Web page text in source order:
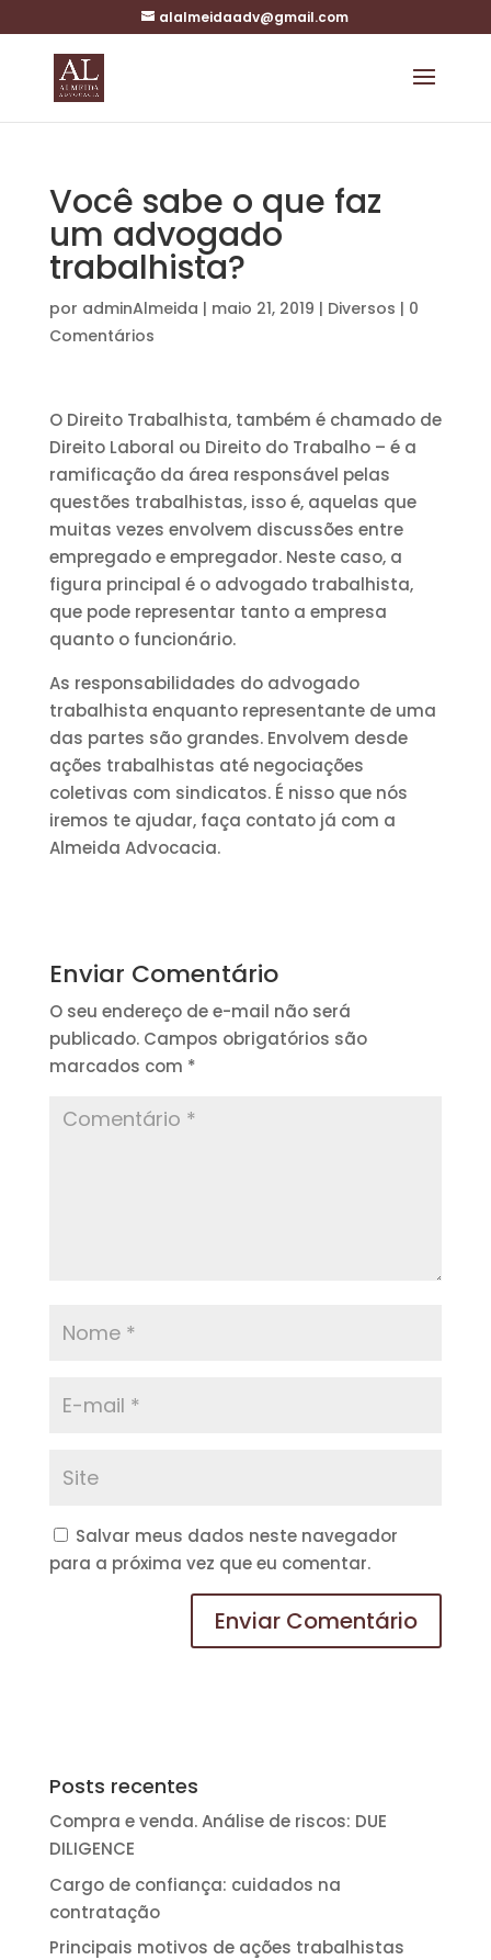
alalmeidaadv@gmail.com
Você sabe o que faz
um advogado
trabalhista?
por adminAlmeida | maio 21, 2019 | Diversos | 0
Comentários
O Direito Trabalhista, também é chamado de
Direito Laboral ou Direito do Trabalho – é a
ramificação da área responsável pelas
questões trabalhistas, isso é, aquelas que
muitas vezes envolvem discussões entre
empregado e empregador. Neste caso, a
figura principal é o advogado trabalhista,
que pode representar tanto a empresa
quanto o funcionário.
As responsabilidades do advogado
trabalhista enquanto representante de uma
das partes são grandes. Envolvem desde
ações trabalhistas até negociações
coletivas com sindicatos. É nisso que nós
iremos te ajudar, faça contato já com a
Almeida Advocacia.
Enviar Comentário
O seu endereço de e-mail não será
publicado. Campos obrigatórios são
marcados com *
Salvar meus dados neste navegador
para a próxima vez que eu comentar.
Posts recentes
Compra e venda. Análise de riscos: DUE
DILIGENCE
Cargo de confiança: cuidados na
contratação
Principais motivos de ações trabalhistas